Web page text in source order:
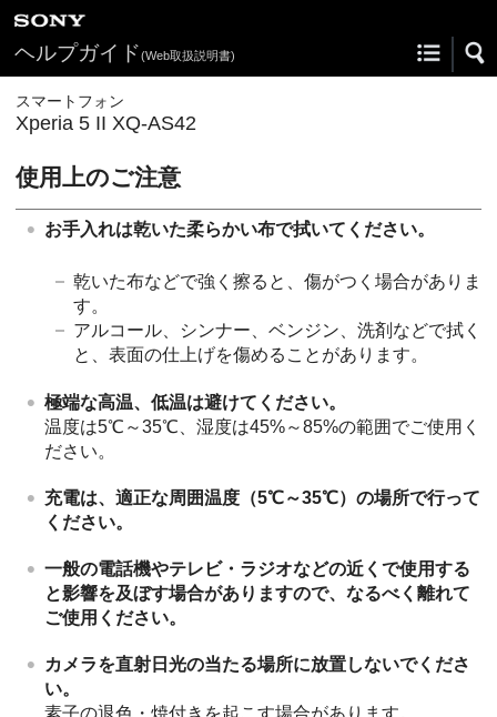
ヘルプガイド(Web取扱説明書)
スマートフォン
Xperia 5 II XQ-AS42
使用上のご注意
お手入れは乾いた柔らかい布で拭いてください。
乾いた布などで強く擦ると、傷がつく場合がありま
す。
アルコール、シンナー、ベンジン、洗剤などで拭く
と、表面の仕上げを傷めることがあります。
極端な高温、低温は避けてください。
温度は5℃～35℃、湿度は45%～85%の範囲でご使用く
ださい。
充電は、適正な周囲温度（5℃～35℃）の場所で行って
ください。
一般の電話機やテレビ・ラジオなどの近くで使用する
と影響を及ぼす場合がありますので、なるべく離れて
ご使用ください。
カメラを直射日光の当たる場所に放置しないでくださ
い。
素子の退色・焼付きを起こす場合があります。